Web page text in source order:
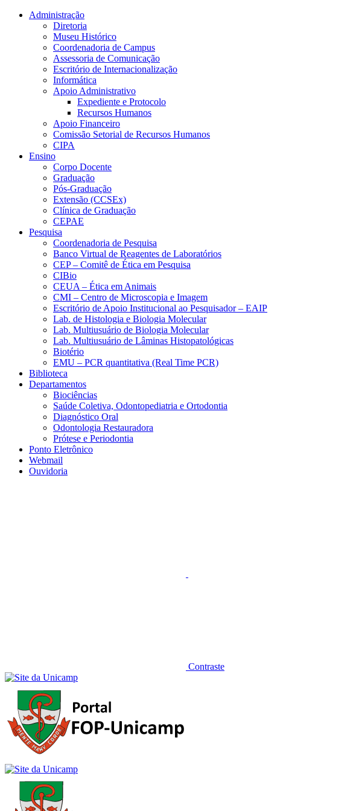
Conteúdo principal Menu principal
Administração
Diretoria
Museu Histórico
Coordenadoria de Campus
Assessoria de Comunicação
Escritório de Internacionalização
Informática
Apoio Administrativo
Expediente e Protocolo
Recursos Humanos
Apoio Financeiro
Comissão Setorial de Recursos Humanos
CIPA
Ensino
Corpo Docente
Graduação
Pós-Graduação
Extensão (CCSEx)
Clínica de Graduação
CEPAE
Pesquisa
Coordenadoria de Pesquisa
Banco Virtual de Reagentes de Laboratórios
CEP – Comitê de Ética em Pesquisa
CIBio
CEUA – Ética em Animais
CMI – Centro de Microscopia e Imagem
Escritório de Apoio Institucional ao Pesquisador – EAIP
Lab. de Histologia e Biologia Molecular
Lab. Multiusuário de Biologia Molecular
Lab. Multiusuário de Lâminas Histopatológicas
Biotério
EMU – PCR quantitativa (Real Time PCR)
Biblioteca
Departamentos
Biociências
Saúde Coletiva, Odontopediatria e Ortodontia
Diagnóstico Oral
Odontologia Restauradora
Prótese e Periodontia
Ponto Eletrônico
Webmail
Ouvidoria
Contraste